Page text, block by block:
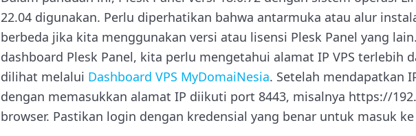
22.04 digunakan. Perlu diperhatikan bahwa antarmuka atau alur
berbeda jika kita menggunakan versi atau lisensi Plesk Panel yang
dashboard Plesk Panel, kita perlu mengetahui alamat IP VPS terlebih
dilihat melalui Dashboard VPS MyDomaiNesia. Setelah mendapatkan
dengan memasukkan alamat IP diikuti port 8443, misalnya https://
browser. Pastikan login dengan kredensial yang benar untuk masuk